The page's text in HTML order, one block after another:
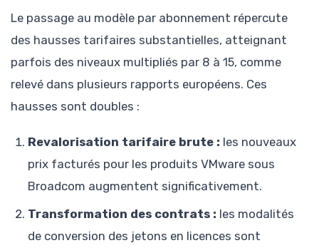
Le passage au modèle par abonnement répercute
des hausses tarifaires substantielles, atteignant
parfois des niveaux multipliés par 8 à 15, comme
relevé dans plusieurs rapports européens. Ces
hausses sont doubles :
Revalorisation tarifaire brute : les nouveaux
prix facturés pour les produits VMware sous
Broadcom augmentent significativement.
Transformation des contrats : les modalités
de conversion des jetons en licences sont